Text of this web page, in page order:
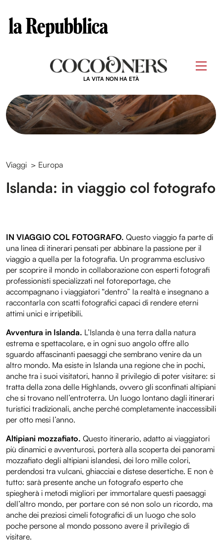
LA VITA NON HA ETÀ
Viaggi > Europa
Islanda: in viaggio col fotografo
IN VIAGGIO COL FOTOGRAFO. Questo viaggio fa parte di
una linea di itinerari pensati per abbinare la passione per il
viaggio a quella per la fotografia. Un programma esclusivo
per scoprire il mondo in collaborazione con esperti fotografi
professionisti specializzati nel fotoreportage, che
accompagnano i viaggiatori “dentro” la realtà e insegnano a
raccontarla con scatti fotografici capaci di rendere eterni
attimi unici e irripetibili.
Avventura in Islanda. L’Islanda è una terra dalla natura
estrema e spettacolare, e in ogni suo angolo offre allo
sguardo affascinanti paesaggi che sembrano venire da un
altro mondo. Ma esiste in Islanda una regione che in pochi,
anche tra i suoi visitatori, hanno il privilegio di poter visitare: si
tratta della zona delle Highlands, ovvero gli sconfinati altipiani
che si trovano nell’entroterra. Un luogo lontano dagli itinerari
turistici tradizionali, anche perché completamente inaccessibili
per otto mesi l’anno.
Altipiani mozzafiato. Questo itinerario, adatto ai viaggiatori
più dinamici e avventurosi, porterà alla scoperta dei panorami
mozzafiato degli altipiani islandesi, dei loro mille colori,
perdendosi tra vulcani, ghiacciai e distese desertiche. E non è
tutto: sarà presente anche un fotografo esperto che
spiegherà i metodi migliori per immortalare questi paesaggi
dell’altro mondo, per portare con sé non solo un ricordo, ma
anche dei preziosi cimeli fotografici di un luogo che solo
poche persone al mondo possono avere il privilegio di
visitare.